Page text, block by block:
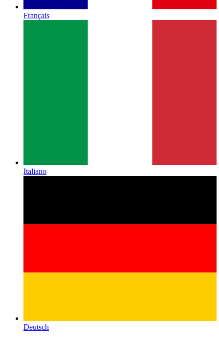
Français
Italiano
Deutsch